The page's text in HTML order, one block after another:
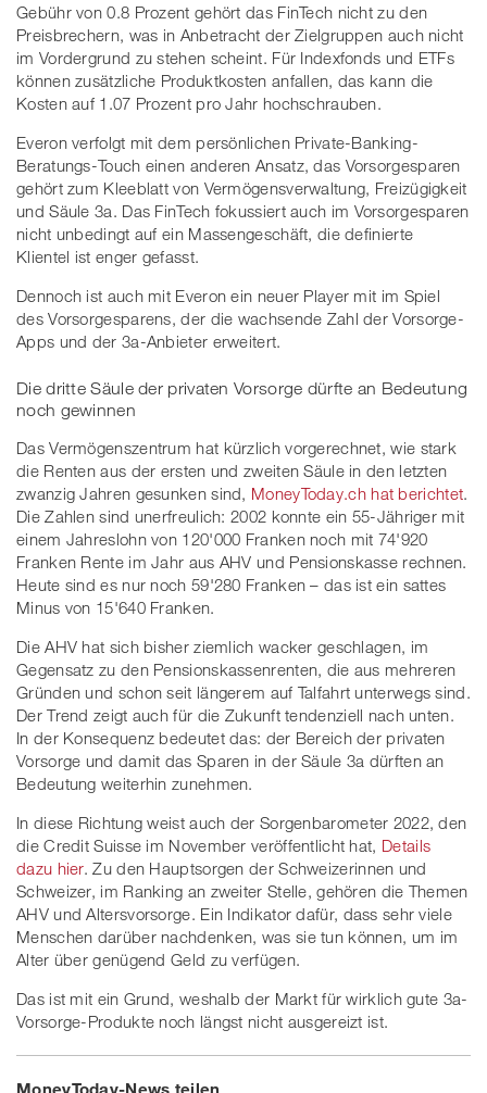
Gebühr von 0.8 Prozent gehört das FinTech nicht zu den
Preisbrechern, was in Anbetracht der Zielgruppen auch nicht
im Vordergrund zu stehen scheint. Für Indexfonds und ETFs
können zusätzliche Produktkosten anfallen, das kann die
Kosten auf 1.07 Prozent pro Jahr hochschrauben.
Everon verfolgt mit dem persönlichen Private-Banking-
Beratungs-Touch einen anderen Ansatz, das Vorsorgesparen
gehört zum Kleeblatt von Vermögensverwaltung, Freizügigkeit
und Säule 3a. Das FinTech fokussiert auch im Vorsorgesparen
nicht unbedingt auf ein Massengeschäft, die definierte
Klientel ist enger gefasst.
Dennoch ist auch mit Everon ein neuer Player mit im Spiel
des Vorsorgesparens, der die wachsende Zahl der Vorsorge-
Apps und der 3a-Anbieter erweitert.
Die dritte Säule der privaten Vorsorge dürfte an Bedeutung
noch gewinnen
Das Vermögenszentrum hat kürzlich vorgerechnet, wie stark
die Renten aus der ersten und zweiten Säule in den letzten
zwanzig Jahren gesunken sind, MoneyToday.ch hat berichtet.
Die Zahlen sind unerfreulich: 2002 konnte ein 55-Jähriger mit
einem Jahreslohn von 120'000 Franken noch mit 74'920
Franken Rente im Jahr aus AHV und Pensionskasse rechnen.
Heute sind es nur noch 59'280 Franken – das ist ein sattes
Minus von 15'640 Franken.
Die AHV hat sich bisher ziemlich wacker geschlagen, im
Gegensatz zu den Pensionskassenrenten, die aus mehreren
Gründen und schon seit längerem auf Talfahrt unterwegs sind.
Der Trend zeigt auch für die Zukunft tendenziell nach unten.
In der Konsequenz bedeutet das: der Bereich der privaten
Vorsorge und damit das Sparen in der Säule 3a dürften an
Bedeutung weiterhin zunehmen.
In diese Richtung weist auch der Sorgenbarometer 2022, den
die Credit Suisse im November veröffentlicht hat, Details
dazu hier. Zu den Hauptsorgen der Schweizerinnen und
Schweizer, im Ranking an zweiter Stelle, gehören die Themen
AHV und Altersvorsorge. Ein Indikator dafür, dass sehr viele
Menschen darüber nachdenken, was sie tun können, um im
Alter über genügend Geld zu verfügen.
Das ist mit ein Grund, weshalb der Markt für wirklich gute 3a-
Vorsorge-Produkte noch längst nicht ausgereizt ist.
MoneyToday-News teilen